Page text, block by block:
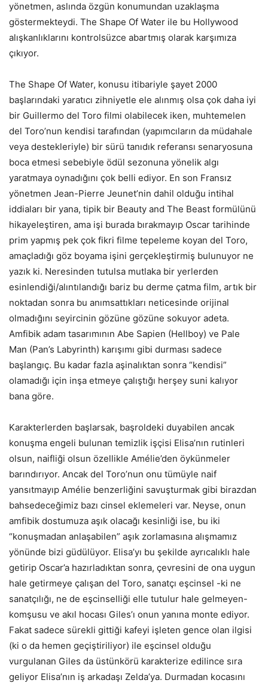
yönetmen, aslında özgün konumundan uzaklaşma
göstermekteydi. The Shape Of Water ile bu Hollywood
alışkanlıklarını kontrolsüzce abartmış olarak karşımıza
çıkıyor.
The Shape Of Water, konusu itibariyle şayet 2000
başlarındaki yaratıcı zihniyetle ele alınmış olsa çok daha iyi
bir Guillermo del Toro filmi olabilecek iken, muhtemelen
del Toro’nun kendisi tarafından (yapımcıların da müdahale
veya destekleriyle) bir sürü tanıdık referansı senaryosuna
boca etmesi sebebiyle ödül sezonuna yönelik algı
yaratmaya oynadığını çok belli ediyor. En son Fransız
yönetmen Jean-Pierre Jeunet’nin dahil olduğu intihal
iddiaları bir yana, tipik bir Beauty and The Beast formülünü
hikayeleştiren, ama işi burada bırakmayıp Oscar tarihinde
prim yapmış pek çok fikri filme tepeleme koyan del Toro,
amaçladığı göz boyama işini gerçekleştirmiş bulunuyor ne
yazık ki. Neresinden tutulsa mutlaka bir yerlerden
esinlendiği/alıntılandığı bariz bu derme çatma film, artık bir
noktadan sonra bu anımsattıkları neticesinde orijinal
olmadığını seyircinin gözüne gözüne sokuyor adeta.
Amfibik adam tasarımının Abe Sapien (Hellboy) ve Pale
Man (Pan’s Labyrinth) karışımı gibi durması sadece
başlangıç. Bu kadar fazla aşinalıktan sonra “kendisi”
olamadığı için inşa etmeye çalıştığı herşey suni kalıyor
bana göre.
Karakterlerden başlarsak, başroldeki duyabilen ancak
konuşma engeli bulunan temizlik işçisi Elisa’nın rutinleri
olsun, naifliği olsun özellikle Amélie’den öykünmeler
barındırıyor. Ancak del Toro’nun onu tümüyle naif
yansıtmayıp Amélie benzerliğini savuşturmak gibi birazdan
bahsedeceğimiz bazı cinsel eklemeleri var. Neyse, onun
amfibik dostumuza aşık olacağı kesinliği ise, bu iki
“konuşmadan anlaşabilen” aşık zorlamasına alışmamız
yönünde bizi güdülüyor. Elisa’yı bu şekilde ayrıcalıklı hale
getirip Oscar’a hazırladıktan sonra, çevresini de ona uygun
hale getirmeye çalışan del Toro, sanatçı eşcinsel -ki ne
sanatçılığı, ne de eşcinselliği elle tutulur hale gelmeyen-
komşusu ve akıl hocası Giles’ı onun yanına monte ediyor.
Fakat sadece sürekli gittiği kafeyi işleten gence olan ilgisi
(ki o da hemen geçiştiriliyor) ile eşcinsel olduğu
vurgulanan Giles da üstünkörü karakterize edilince sıra
geliyor Elisa’nın iş arkadaşı Zelda’ya. Durmadan kocasını